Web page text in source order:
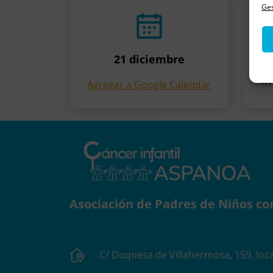
21 diciembre
Agregar a Google Calendar
Asociación de Padres de Niños
C/ Duquesa de Villahermosa, 159,